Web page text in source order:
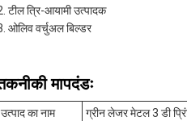
टील त्रि-आयामी उत्पादक
ओलिव वर्चुअल बिल्डर
मापदंडः
उत्पाद का नाम
ग्रीन लेजर मेटल 3 डी